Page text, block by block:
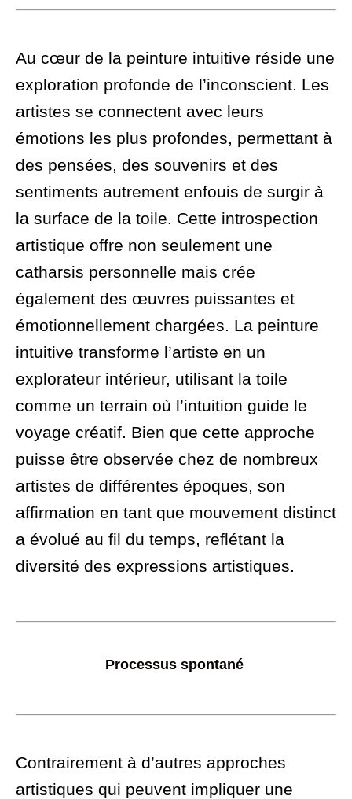
Au cœur de la peinture intuitive réside une
exploration profonde de l’inconscient. Les
artistes se connectent avec leurs
émotions les plus profondes, permettant à
des pensées, des souvenirs et des
sentiments autrement enfouis de surgir à
la surface de la toile. Cette introspection
artistique offre non seulement une
catharsis personnelle mais crée
également des œuvres puissantes et
émotionnellement chargées. La peinture
intuitive transforme l’artiste en un
explorateur intérieur, utilisant la toile
comme un terrain où l’intuition guide le
voyage créatif. Bien que cette approche
puisse être observée chez de nombreux
artistes de différentes époques, son
affirmation en tant que mouvement distinct
a évolué au fil du temps, reflétant la
diversité des expressions artistiques.
Processus spontané
Contrairement à d’autres approches
artistiques qui peuvent impliquer une